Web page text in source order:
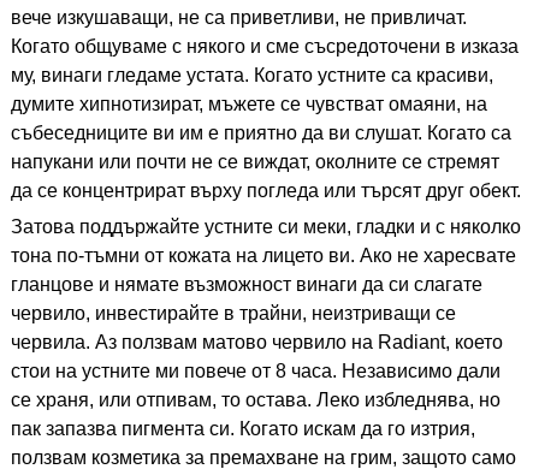
вече изкушаващи, не са приветливи, не привличат.
Когато общуваме с някого и сме съсредоточени в изказа
му, винаги гледаме устата. Когато устните са красиви,
думите хипнотизират, мъжете се чувстват омаяни, на
събеседниците ви им е приятно да ви слушат. Когато са
напукани или почти не се виждат, околните се стремят
да се концентрират върху погледа или търсят друг обект.
Затова поддържайте устните си меки, гладки и с няколко
тона по-тъмни от кожата на лицето ви. Ако не харесвате
гланцове и нямате възможност винаги да си слагате
червило, инвестирайте в трайни, неизтриващи се
червила. Аз ползвам матово червило на Radiant, което
стои на устните ми повече от 8 часа. Независимо дали
се храня, или отпивам, то остава. Леко избледнява, но
пак запазва пигмента си. Когато искам да го изтрия,
ползвам козметика за премахване на грим, защото само